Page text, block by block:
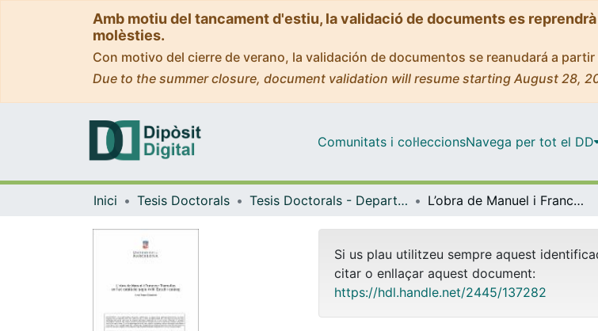
Amb motiu del tancament d'estiu, la validació de documents es
molèsties.
Con motivo del cierre de verano, la validación de documentos se reanudará a
Due to the summer closure, document validation will resume starting August 28,
Comunitats i col·leccionsNavega per tot el DD
Inici Tesis Doctorals Tesis Doctorals - Departament - Història de l'Art L’obra de Manuel i Francesc Tramullas en l’art català del segle XVIII. Estudi i catàleg
Si us plau utilitzeu sempre aquest
citar o enllaçar aquest document:
https://hdl.handle.net/2445/137282